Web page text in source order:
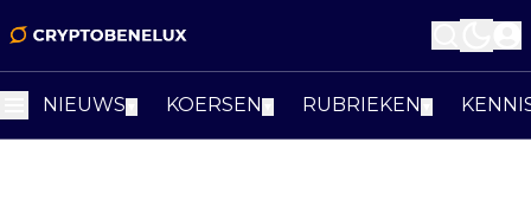
NIEUWS KOERSEN RUBRIEKEN